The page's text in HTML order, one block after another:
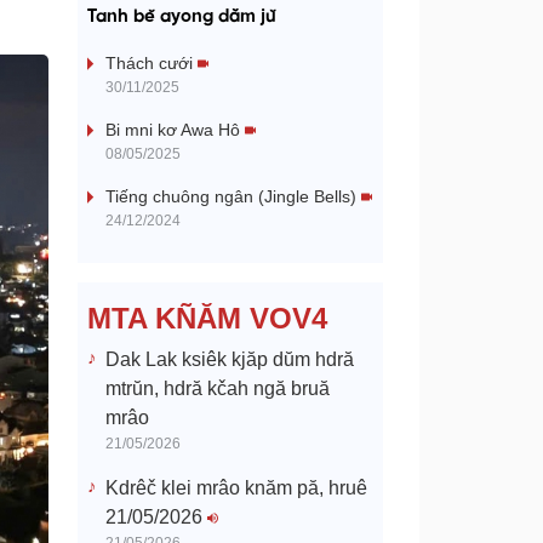
a
V
o
Tanh bĕ ayong dăm jŭ
Thách cưới
30/11/2025
Bi mni kơ Awa Hô
08/05/2025
Tiếng chuông ngân (Jingle Bells)
24/12/2024
MTA KÑĂM VOV4
Dak Lak ksiêk kjăp dŭm hdră
mtrŭn, hdră kčah ngă bruă
mrâo
21/05/2026
Kdrêč klei mrâo knăm pă, hruê
21/05/2026